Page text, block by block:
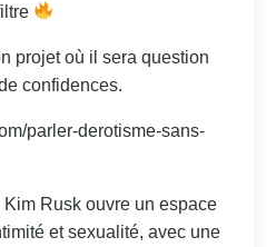
projet où il sera question
confidences.
parler-derotisme-sans-
Rusk ouvre un espace
et sexualité, avec une